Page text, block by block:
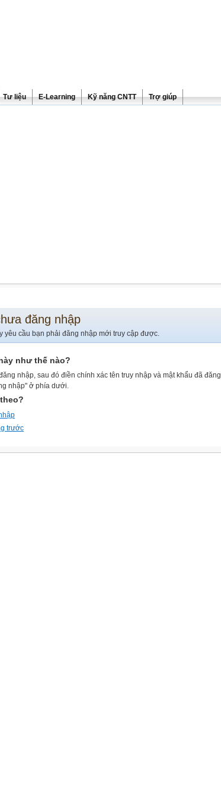
Tư liệu E-Learning Kỹ năng CNTT Trợ giúp
đăng nhập
yêu cầu bạn phải đăng nhập mới truy cập được.
như thế nào?
nhập, sau đó điền chính xác tên truy nhập và mật khẩu đã đăng
nhập" ở phía dưới.
trước